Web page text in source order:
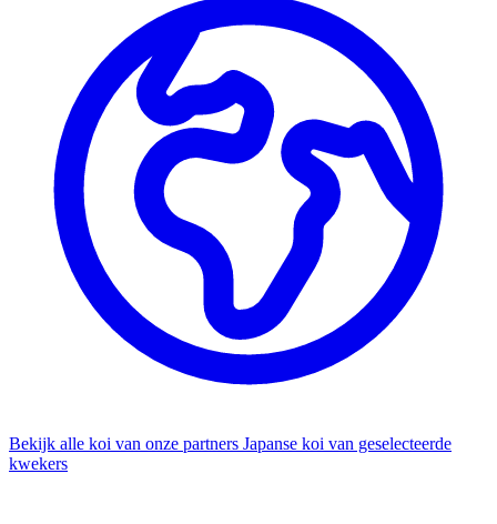
Bekijk alle koi van onze partners Japanse koi van geselecteerde
kwekers